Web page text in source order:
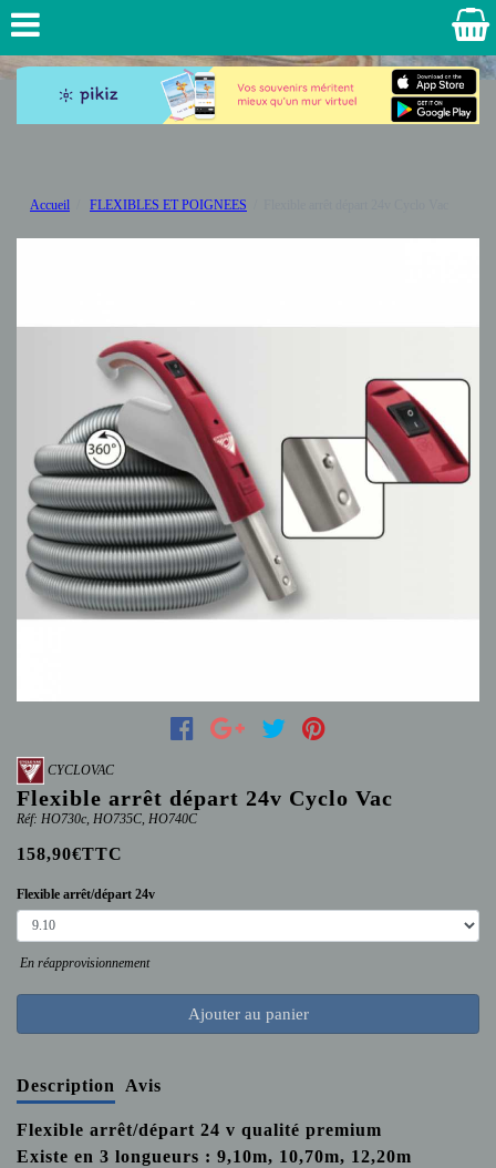
Accueil FLEXIBLES ET POIGNEES
CYCLOVAC
Flexible arrêt départ 24v Cyclo Vac
Réf: HO730c, HO735C, HO740C
158,90€TTC
Flexible arrêt/départ 24v
En réapprovisionnement
Ajouter au panier
Description Avis
Flexible arrêt/départ 24 v qualité premium
Existe en 3 longueurs : 9,10m, 10,70m, 12,20m